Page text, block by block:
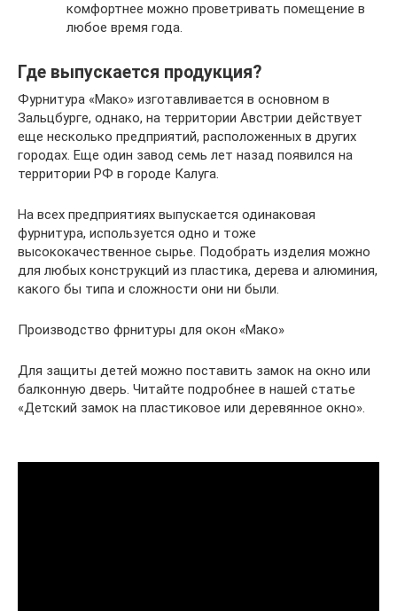
комфортнее можно проветривать помещение в
любое время года.
Где выпускается продукция?
Фурнитура «Мако» изготавливается в основном в
Зальцбурге, однако, на территории Австрии действует
еще несколько предприятий, расположенных в других
городах. Еще один завод семь лет назад появился на
территории РФ в городе Калуга.
На всех предприятиях выпускается одинаковая
фурнитура, используется одно и тоже
высококачественное сырье. Подобрать изделия можно
для любых конструкций из пластика, дерева и алюминия,
какого бы типа и сложности они ни были.
Производство фрнитуры для окон «Мако»
Для защиты детей можно поставить замок на окно или
балконную дверь. Читайте подробнее в нашей статье
«Детский замок на пластиковое или деревянное окно».